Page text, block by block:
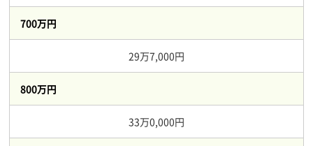
700万円
29万7,000円
800万円
33万0,000円